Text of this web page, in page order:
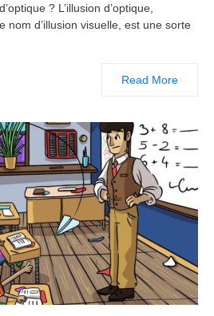
? L’illusion d’optique,
nom d’illusion visuelle, est une sorte
Read More